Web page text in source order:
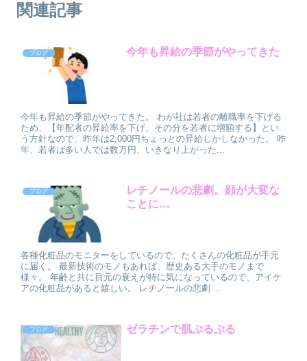
関連記事
ブログ 今年も昇給の季節がやってきた
今年も昇給の季節がやってきた。 わが社は若者の離職率を下げる
ため、【年配者の昇給率を下げ、その分を若者に増額する】とい
う方針なので、昨年は2,000円ちょっとの昇給しかしなかった。 昨
年、若者は多い人では数万円、いきなり上がった...
ブログ
レチノールの悲劇。顔が大変な
ことに…
各種化粧品のモニターをしているので、たくさんの化粧品が手元
に届く。 最新技術のモノもあれば、歴史ある大手のモノまで
様々。 年齢と共に目元の衰えが特に気になっているので、アイケ
アの化粧品があると嬉しい。 レチノールの悲劇 ...
ブログ ゼラチンで肌ぷるぷる